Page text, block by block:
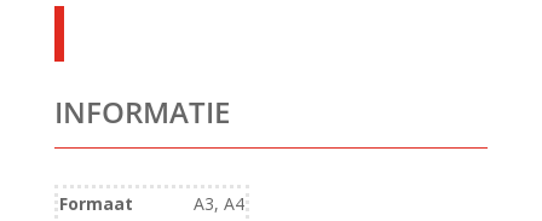
INFORMATIE
Formaat
A3, A4